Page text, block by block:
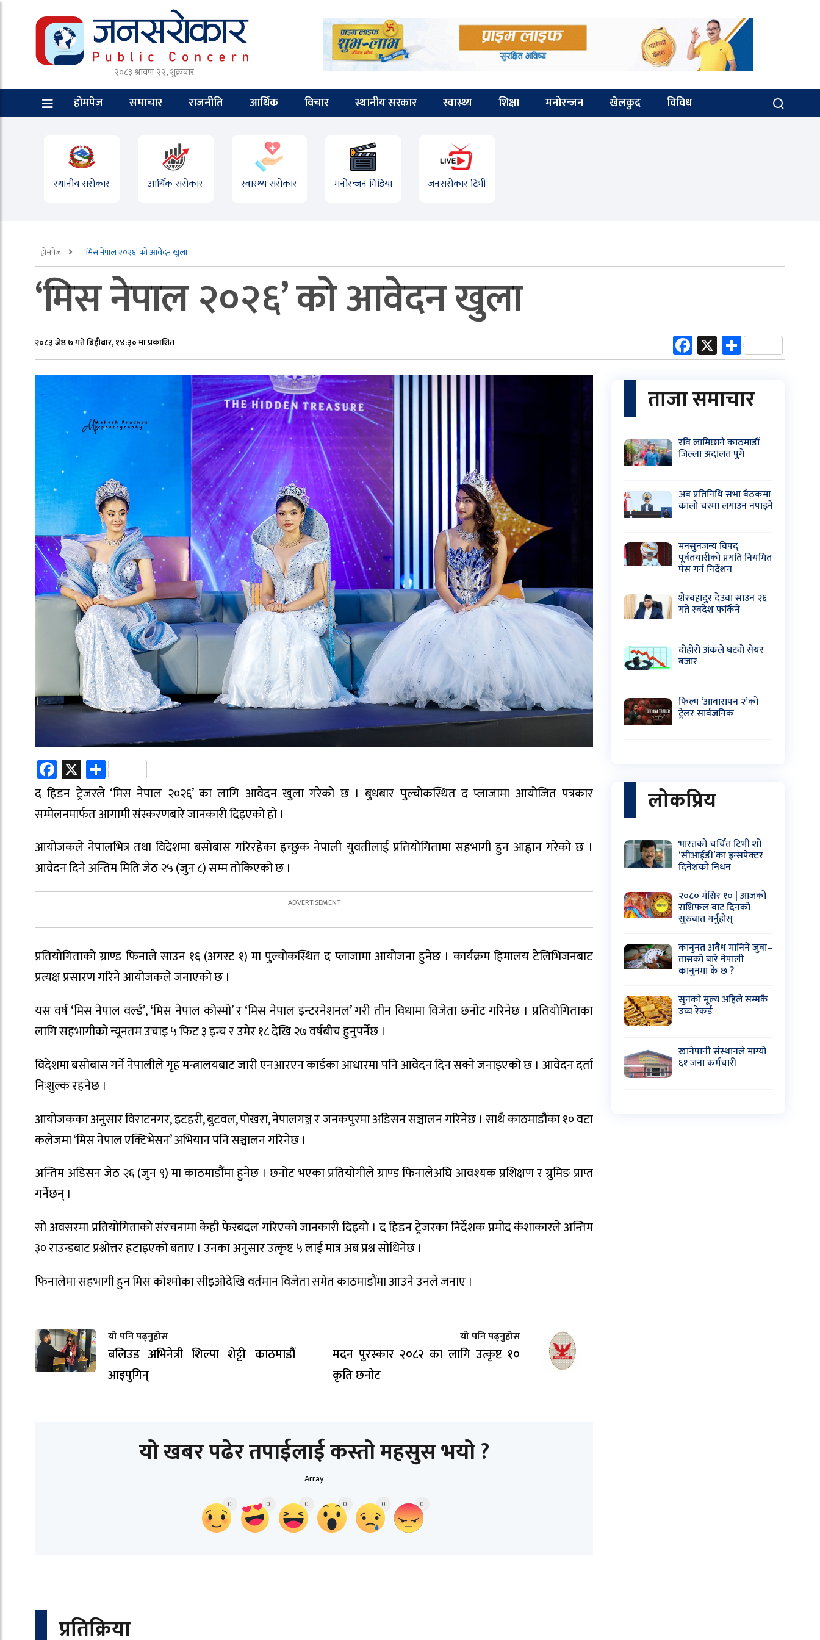
२०८३ श्रावण २२, शुक्रबार
होमपेज समाचार राजनीति आर्थिक विचार स्थानीय सरकार स्वास्थ्य शिक्षा मनोरन्जन खेलकुद विविध
स्थानीय सरोकार आर्थिक सरोकार स्वास्थ्य सरोकार मनोरन्जन मिडिया जनसरोकार टिभी
होमपेज ‘मिस नेपाल २०२६’ को आवेदन खुला
‘मिस नेपाल २०२६’ को आवेदन खुला
२०८३ जेष्ठ ७ गते बिहीबार, १४:३० मा प्रकाशित Facebook
XShare
Facebook
X Share
द हिडन ट्रेजरले ‘मिस नेपाल २०२६’ का लागि आवेदन खुला गरेको छ । बुधबार पुल्चोकस्थित द प्लाजामा आयोजित पत्रकार
सम्मेलनमार्फत आगामी संस्करणबारे जानकारी दिइएको हो ।
आयोजकले नेपालभित्र तथा विदेशमा बसोबास गरिरहेका इच्छुक नेपाली युवतीलाई प्रतियोगितामा सहभागी हुन आह्वान गरेको छ ।
आवेदन दिने अन्तिम मिति जेठ २५ (जुन ८) सम्म तोकिएको छ ।
प्रतियोगिताको ग्राण्ड फिनाले साउन १६ (अगस्ट १) मा पुल्चोकस्थित द प्लाजामा आयोजना हुनेछ । कार्यक्रम हिमालय टेलिभिजनबाट
प्रत्यक्ष प्रसारण गरिने आयोजकले जनाएको छ ।
यस वर्ष ‘मिस नेपाल वर्ल्ड’, ‘मिस नेपाल कोस्मो’ र ‘मिस नेपाल इन्टरनेशनल’ गरी तीन विधामा विजेता छनोट गरिनेछ । प्रतियोगिताका
लागि सहभागीको न्यूनतम उचाइ ५ फिट ३ इन्च र उमेर १८ देखि २७ वर्षबीच हुनुपर्नेछ ।
विदेशमा बसोबास गर्ने नेपालीले गृह मन्त्रालयबाट जारी एनआरएन कार्डका आधारमा पनि आवेदन दिन सक्ने जनाइएको छ । आवेदन दर्ता
निःशुल्क रहनेछ ।
आयोजकका अनुसार विराटनगर, इटहरी, बुटवल, पोखरा, नेपालगञ्ज र जनकपुरमा अडिसन सञ्चालन गरिनेछ । साथै काठमाडौंका १० वटा
कलेजमा ‘मिस नेपाल एक्टिभेसन’ अभियान पनि सञ्चालन गरिनेछ ।
अन्तिम अडिसन जेठ २६ (जुन ९) मा काठमाडौंमा हुनेछ । छनोट भएका प्रतियोगीले ग्राण्ड फिनालेअघि आवश्यक प्रशिक्षण र ग्रुमिङ प्राप्त
गर्नेछन् ।
सो अवसरमा प्रतियोगिताको संरचनामा केही फेरबदल गरिएको जानकारी दिइयो । द हिडन ट्रेजरका निर्देशक प्रमोद कंशाकारले अन्तिम
३० राउन्डबाट प्रश्नोत्तर हटाइएको बताए । उनका अनुसार उत्कृष्ट ५ लाई मात्र अब प्रश्न सोधिनेछ ।
फिनालेमा सहभागी हुन मिस कोश्मोका सीइओदेखि वर्तमान विजेता समेत काठमाडौंमा आउने उनले जनाए ।
यो पनि पढ्नुहोस
बलिउड अभिनेत्री शिल्पा शेट्टी काठमाडौं
आइपुगिन्
यो पनि पढ्नुहोस
मदन पुरस्कार २०८२ का लागि उत्कृष्ट १०
कृति छनोट
यो खबर पढेर तपाईलाई कस्तो महसुस भयो ?
Array
0 0 0 0 0 0
प्रतिक्रिया
ताजा समाचार
रवि लामिछाने काठमाडौं
जिल्ला अदालत पुगे
अब प्रतिनिधि सभा बैठकमा
कालो चस्मा लगाउन नपाइने
मनसुनजन्य विपद्
पूर्वतयारीको प्रगति नियमित
पेस गर्न निर्देशन
शेरबहादुर देउवा साउन २६
गते स्वदेश फर्किने
दोहोरो अंकले घट्यो सेयर
बजार
फिल्म ‘आवारापन २’को
ट्रेलर सार्वजनिक
लोकप्रिय
भारतको चर्चित टिभी शो
‘सीआईडी’का इन्सपेक्टर
दिनेशको निधन
२०८० मंसिर १० | आजको
राशिफल बाट दिनको
सुरुवात गर्नुहोस्
कानुनत अवैध मानिने जुवा–
तासको बारे नेपाली
कानुनमा के छ ?
सुनको मूल्य अहिले सम्मकै
उच्च रेकर्ड
खानेपानी संस्थानले माग्यो
६१ जना कर्मचारी